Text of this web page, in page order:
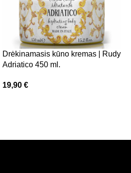
Drėkinamasis kūno kremas | Rudy
Adriatico 450 ml.
19,90 €